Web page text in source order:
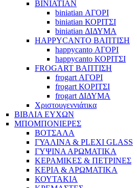
BINIATIAN
biniatian ΑΓΟΡΙ
biniatian ΚΟΡΙΤΣΙ
biniatian ΔΙΔΥΜΑ
HAPPYCANTO ΒΑΠΤΙΣΗ
happycanto ΑΓΟΡΙ
happycanto ΚΟΡΙΤΣΙ
FROGART ΒΑΠΤΙΣΗ
frogart ΑΓΟΡΙ
frogart ΚΟΡΙΤΣΙ
frogart ΔΙΔΥΜΑ
Χριστουγεννιάτικα
ΒΙΒΛΙΑ ΕΥΧΩΝ
ΜΠΟΜΠΟΝΙΕΡΕΣ
ΒΟΤΣΑΛΑ
ΓΥΑΛΙΝΑ & PLEXI GLASS
ΓΥΨΙΝΑ ΑΡΩΜΑΤΙΚΑ
ΚΕΡΑΜΙΚΕΣ & ΠΕΤΡΙΝΕΣ
ΚΕΡΙΑ & ΑΡΩΜΑΤΙΚΑ
ΚΟΥΤΑΚΙΑ